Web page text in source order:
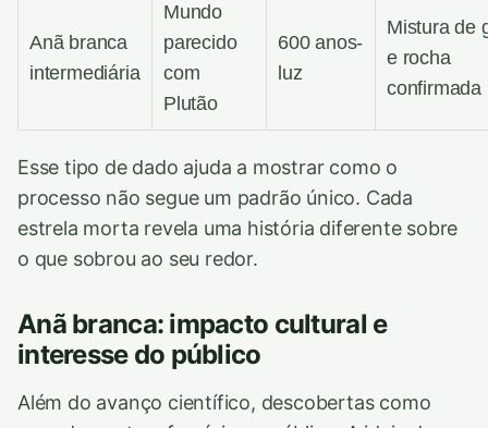
Anã branca
intermediária
Mundo
parecido
com
Plutão
600 anos-
luz
Mistura de
e rocha
confirmada
Esse tipo de dado ajuda a mostrar como o
processo não segue um padrão único. Cada
estrela morta revela uma história diferente sobre
o que sobrou ao seu redor.
Anã branca: impacto cultural e
interesse do público
Além do avanço científico, descobertas como